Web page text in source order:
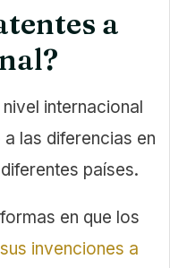
a
internacional
las diferencias en
países.
en que los
invenciones a